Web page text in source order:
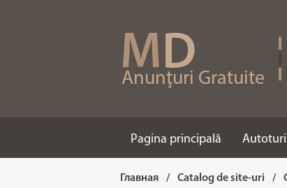
MD
Anunţuri Gratuite
Pagina principală
Главная / Catalog de site-uri /